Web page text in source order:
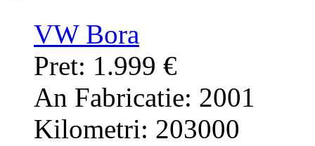
VW Bora
Pret: 1.999 €
An Fabricatie: 2001
Kilometri: 203000